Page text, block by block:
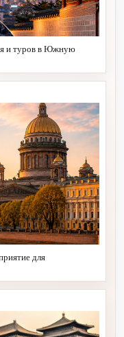
и туров в Южную
для